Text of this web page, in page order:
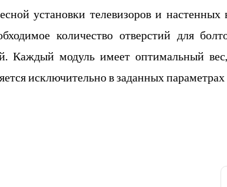
установки телевизоров и
количество отверстий для
Каждый модуль имеет оптимальный
исключительно в заданных